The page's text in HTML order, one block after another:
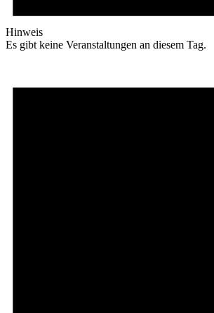
Hinweis
Es gibt keine Veranstaltungen an diesem Tag.